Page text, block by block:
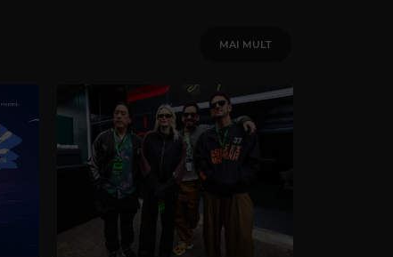
MAI MULT